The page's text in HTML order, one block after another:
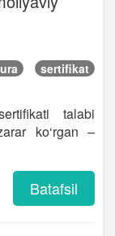
sertifikat
talabi
ko‘rgan –
Batafsil